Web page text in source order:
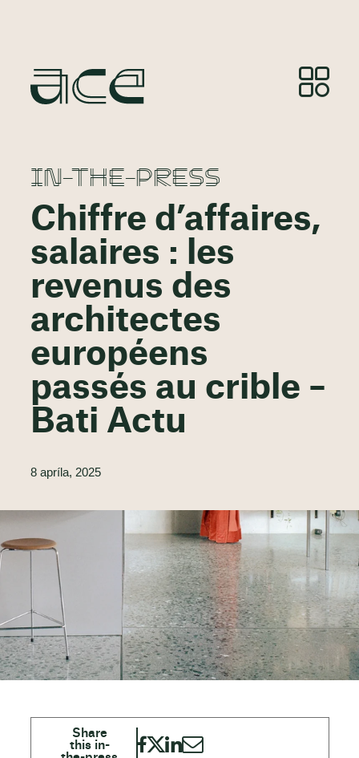
IN-THE-PRESS
Chiffre d’affaires,
salaires : les
revenus des
architectes
européens
passés au crible –
Bati Actu
8 apríla, 2025